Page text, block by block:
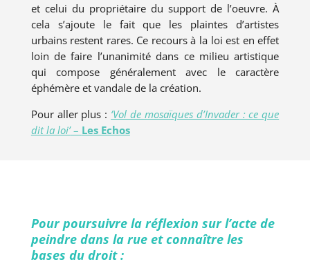
et celui du propriétaire du support de l’oeuvre. À
cela s’ajoute le fait que les plaintes d’artistes
urbains restent rares. Ce recours à la loi est en effet
loin de faire l’unanimité dans ce milieu artistique
qui compose généralement avec le caractère
éphémère et vandale de la création.
Pour aller plus : ‘Vol de mosaïques d’Invader : ce que
dit la loi’– Les Echos
Pour poursuivre la réflexion sur l’acte de
peindre dans la rue et connaître les
bases du droit :